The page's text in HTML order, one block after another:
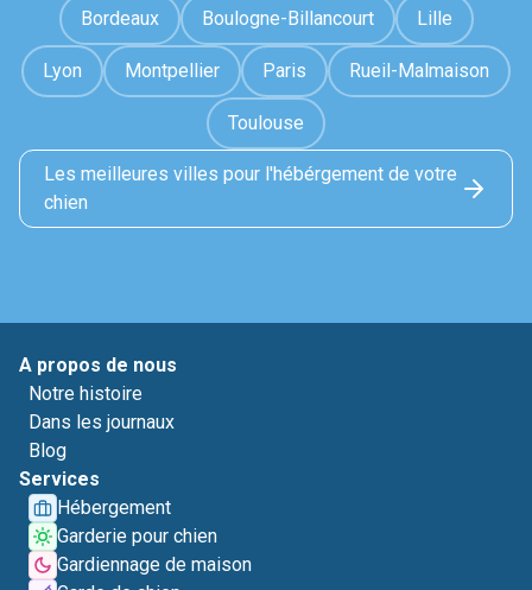
Bordeaux Boulogne-Billancourt Lille
Lyon Montpellier Paris Rueil-Malmaison
Toulouse
Les meilleures villes pour l'hébérgement de votre
chien
A propos de nous
Notre histoire
Dans les journaux
Blog
Services
Hébergement
Garderie pour chien
Gardiennage de maison